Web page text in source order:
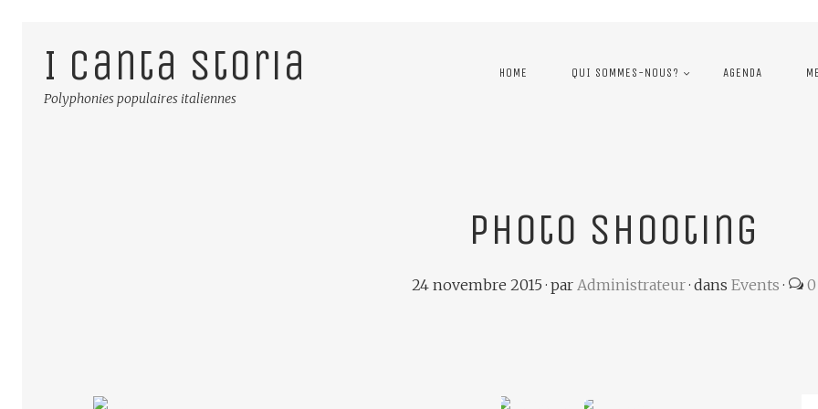
I Canta Storia
Polyphonies populaires italiennes
HOME QUI SOMMES-NOUS? AGENDA
Photo Shooting
24 novembre 2015 · par Administrateur· dans Events · 0